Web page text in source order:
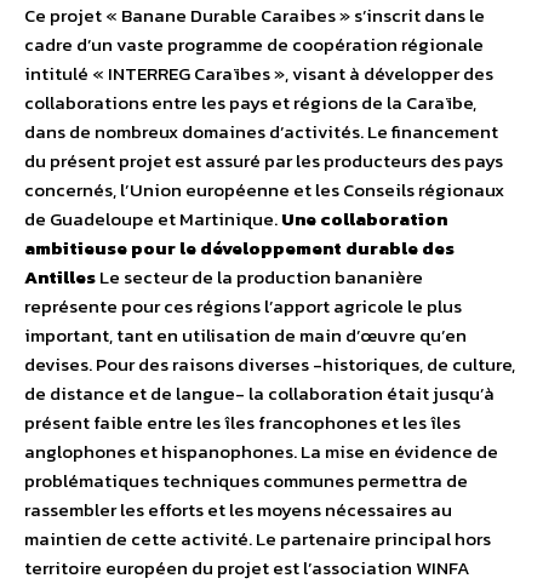
Ce projet « Banane Durable Caraibes » s’inscrit dans le
cadre d’un vaste programme de coopération régionale
intitulé « INTERREG Caraïbes », visant à développer des
collaborations entre les pays et régions de la Caraïbe,
dans de nombreux domaines d’activités. Le financement
du présent projet est assuré par les producteurs des pays
concernés, l’Union européenne et les Conseils régionaux
de Guadeloupe et Martinique.Une collaboration
ambitieuse pour le développement durable des
AntillesLe secteur de la production bananière
représente pour ces régions l’apport agricole le plus
important, tant en utilisation de main d’œuvre qu’en
devises. Pour des raisons diverses -historiques, de culture,
de distance et de langue- la collaboration était jusqu’à
présent faible entre les îles francophones et les îles
anglophones et hispanophones. La mise en évidence de
problématiques techniques communes permettra de
rassembler les efforts et les moyens nécessaires au
maintien de cette activité. Le partenaire principal hors
territoire européen du projet est l’association WINFA